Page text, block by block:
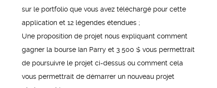
sur le portfolio que vous avez téléchargé pour cette
application et 12 légendes étendues ;
Une proposition de projet nous expliquant comment
gagner la bourse Ian Parry et 3 500 $ vous permettrait
de poursuivre le projet ci-dessus ou comment cela
vous permettrait de démarrer un nouveau projet